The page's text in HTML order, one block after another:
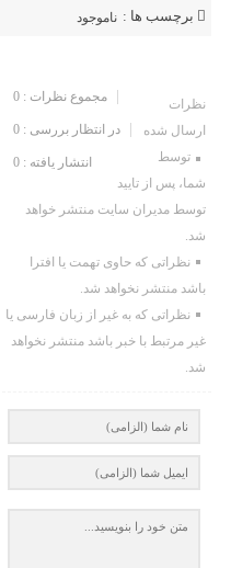
برچسب ها : ناموجود
مجموع نظرات : 0
در انتظار بررسی : 0
انتشار یافته : 0
نظرات
ارسال شده
توسط
شما، پس از تایید
توسط مدیران سایت منتشر خواهد
شد.
نظراتی که حاوی تهمت یا افترا
باشد منتشر نخواهد شد.
نظراتی که به غیر از زبان فارسی یا
غیر مرتبط با خبر باشد منتشر نخواهد
شد.